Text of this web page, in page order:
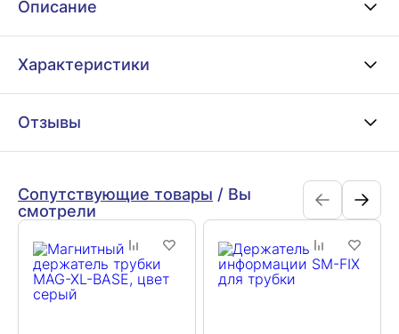
Описание
Характеристики
Отзывы
Сопутствующие товары / Вы
смотрели